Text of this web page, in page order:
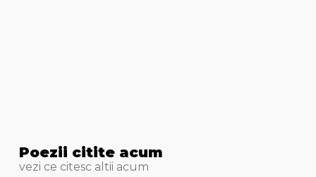
Poezii citite acum
vezi ce citesc altii acum